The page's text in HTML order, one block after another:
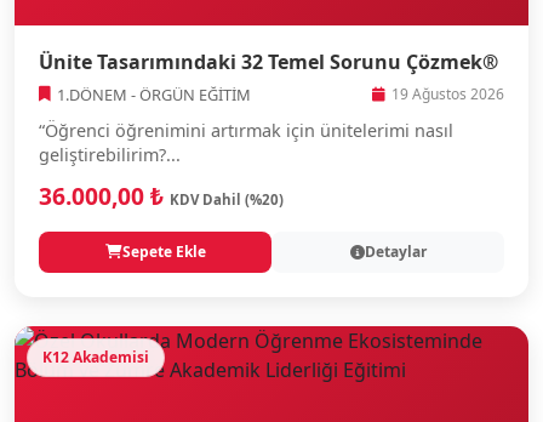
Ünite Tasarımındaki 32 Temel Sorunu Çözmek®
1.DÖNEM - ÖRGÜN EĞİTİM 19 Ağustos 2026
“Öğrenci öğrenimini artırmak için ünitelerimi nasıl
geliştirebilirim?...
36.000,00 ₺ KDV Dahil (%20)
Sepete Ekle Detaylar
K12 Akademisi